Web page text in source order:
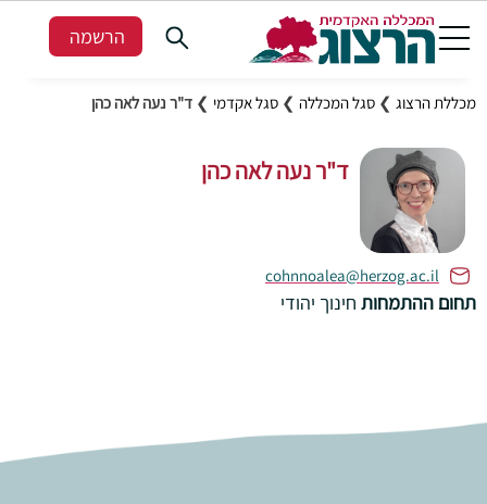
הרשמה
מכללת הרצוג ❯ סגל המכללה ❯ סגל אקדמי ❯ ד"ר נעה לאה כהן
ד"ר נעה לאה כהן
cohnnoalea@herzog.ac.il
תחום ההתמחות חינוך יהודי